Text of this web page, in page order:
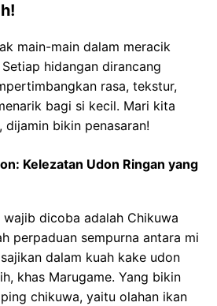
main-main dalam meracik
hidangan dirancang
rasa, tekstur,
bagi si kecil. Mari kita
dijamin bikin penasaran!
Kelezatan Udon Ringan yang
dicoba adalah Chikuwa
perpaduan sempurna antara mi
dalam kuah kake udon
khas Marugame. Yang bikin
chikuwa, yaitu olahan ikan